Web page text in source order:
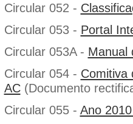
Circular 052 -
Circular 053 - Portal
Circular 053A - Manual
Circular 054 - Comitiva
AC(Documento
Circular 055 - Ano